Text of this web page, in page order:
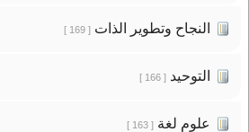
النجاح وتطوير الذات[ 169 ]
التوحيد[ 166 ]
علوم لغة[ 163 ]